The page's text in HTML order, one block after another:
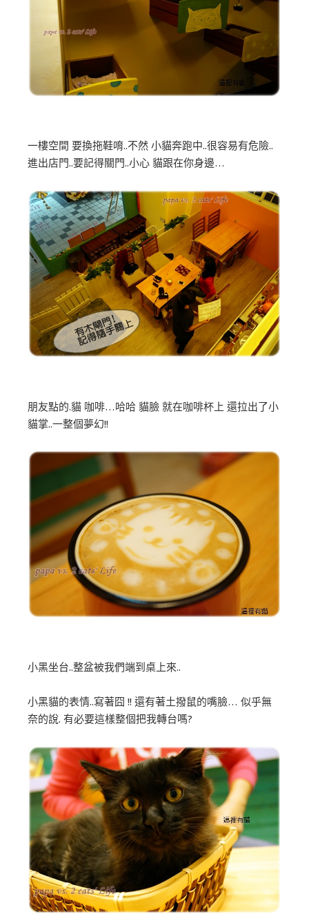
一樓空間 要換拖鞋唷..不然 小貓奔跑中..很容易有危險..
進出店門..要記得關門..小心 貓跟在你身邊…
朋友點的.貓 咖啡…哈哈 貓臉 就在咖啡杯上 還拉出了小
貓掌..一整個夢幻!!
小黑坐台..整盆被我們端到桌上來..
小黑貓的表情..寫著囧 !! 還有著土撥鼠的嘴臉… 似乎無
奈的說. 有必要這樣整個把我轉台嗎?